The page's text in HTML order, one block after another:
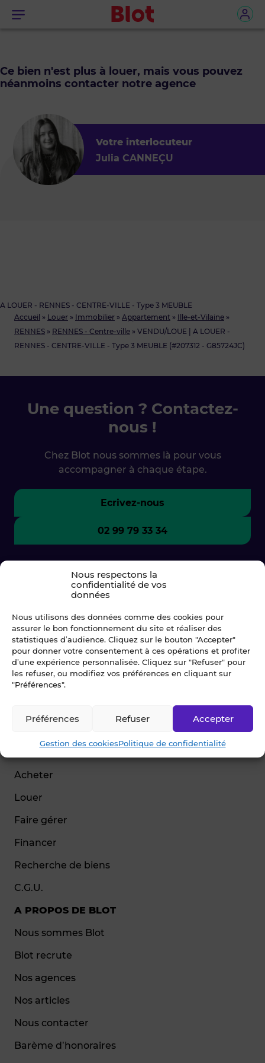
Nous respectons la
confidentialité de vos
données
Nous utilisons des données comme des cookies pour
assurer le bon fonctionnement du site et réaliser des
statistiques d’audience. Cliquez sur le bouton "Accepter"
pour donner votre consentement à ces opérations et profiter
d’une expérience personnalisée. Cliquez sur "Refuser" pour
les refuser, ou modifiez vos préférences en cliquant sur
"Préférences".
Accepter
Refuser
Préférences
Gestion des cookiesPolitique de confidentialité
Menu
Accueil » Louer » Immobilier » Appartement » Ille-et-Vilaine »
RENNES » RENNES - Centre-ville » VENDU/LOUE | A LOUER -
RENNES - CENTRE-VILLE - Type 3 MEUBLE (#207312 - G85724JC)
A LOUER - RENNES - CENTRE-VILLE - Type 3 MEUBLE
Ce bien n'est plus à louer, mais vous pouvez
néanmoins contacter notre agence
Votre interlocuteur
Julia CANNEÇU
Une question ? Contactez-
nous !
Chez Blot nous sommes là pour vous
accompagner à chaque étape.
Ecrivez-nous
02 99 79 33 34
© Blot 2026
Acheter
Louer
Faire gérer
Financer
Recherche de biens
C.G.U.
A PROPOS DE BLOT
Nous sommes Blot
Blot recrute
Nos agences
Nos articles
Nous contacter
Barème d’honoraires